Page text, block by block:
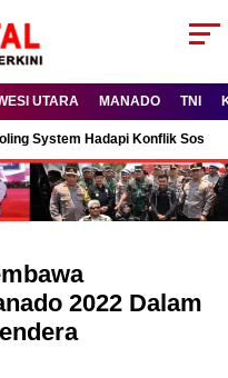
UTARA MANADO TNI
System Hadapi Konflik Sosial
2022 Dalam